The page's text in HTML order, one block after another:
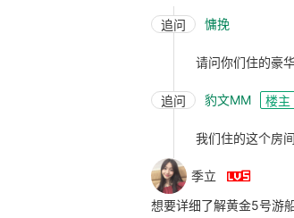
追问 慵挽
请问你们住的豪
追问 豹文MM 楼主
我们住的这个房
季立 
想要详细了解黄金5号游